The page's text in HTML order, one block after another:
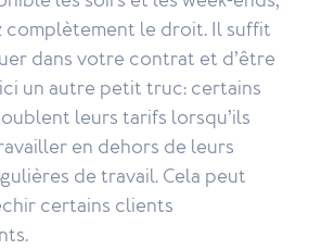
complètement le droit. Il suffit
dans votre contrat et d’être
un autre petit truc: certains
leurs tarifs lorsqu’ils
en dehors de leurs
de travail. Cela peut
certains clients